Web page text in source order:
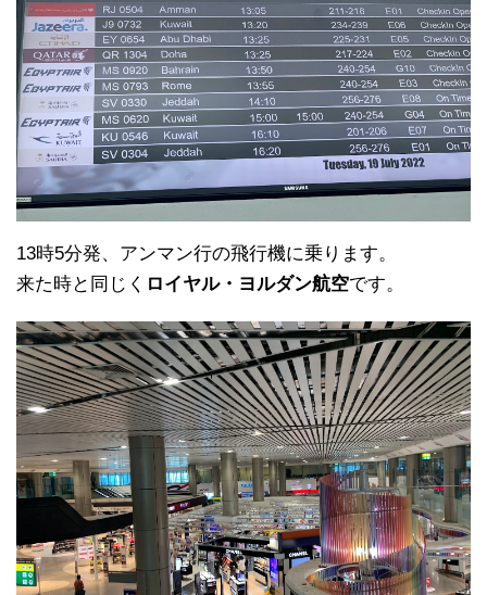
13時5分発、アンマン行の飛行機に乗ります。
来た時と同じく ロイヤル・ヨルダン航空です。